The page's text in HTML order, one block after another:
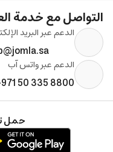
التواصل مع خدمة
الدعم عبر البريد
الدعم عبر واتس آب
50 335 8800
حمل